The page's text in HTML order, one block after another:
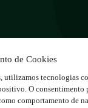
de Cookies
utilizamos tecnologias
O consentimento
comportamento de